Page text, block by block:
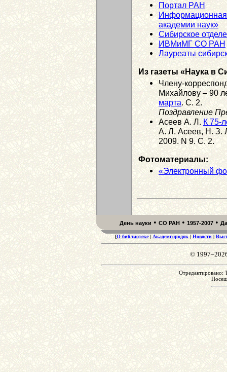
Портал РАН
Информационная
академии наук»
Сибирское
ИВМиМГ СО РАН
Лауреаты
Из газеты «Наука в
Члену-
Михайлову – 90
марта. С. 2.
Поздравление
Асеев А. Л.К 75-
А. Л. Асеев, Н. З.
2009. N 9. С. 2.
Фотоматериалы:
«Электронный
День науки • СО РАН • 1957-2007 •
[О библиотеке| Академгородок| Новости |
©
Отредактировано: